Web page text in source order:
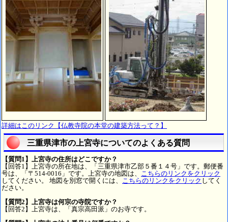
詳細はこのリンク【仏教寺院の本堂の建築方法って？】
三重県津市の上宮寺についてのよくある質問
【質問1】上宮寺の住所はどこですか？
【回答1】上宮寺の所在地は、「三重県津市乙部５番１４号」です。郵便番
号は、「〒514-0016」です。上宮寺の地図は、 こちらのリンクをクリック
してください。 地図を別窓で開くには、 こちらのリンクをクリック してく
ださい。
【質問2】上宮寺は何宗の寺院ですか？
【回答2】上宮寺は、「真宗高田派」のお寺です。